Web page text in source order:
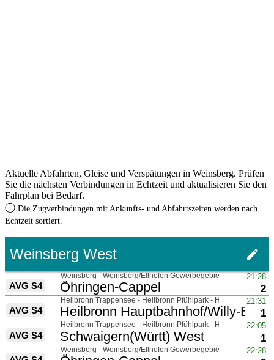
Aktuelle Abfahrten, Gleise und Verspätungen in Weinsberg. Prüfen
Sie die nächsten Verbindungen in Echtzeit und aktualisieren Sie den
Fahrplan bei Bedarf.
ⓘ Die Zugverbindungen mit Ankunfts- und Abfahrtszeiten werden nach
Echtzeit sortiert.